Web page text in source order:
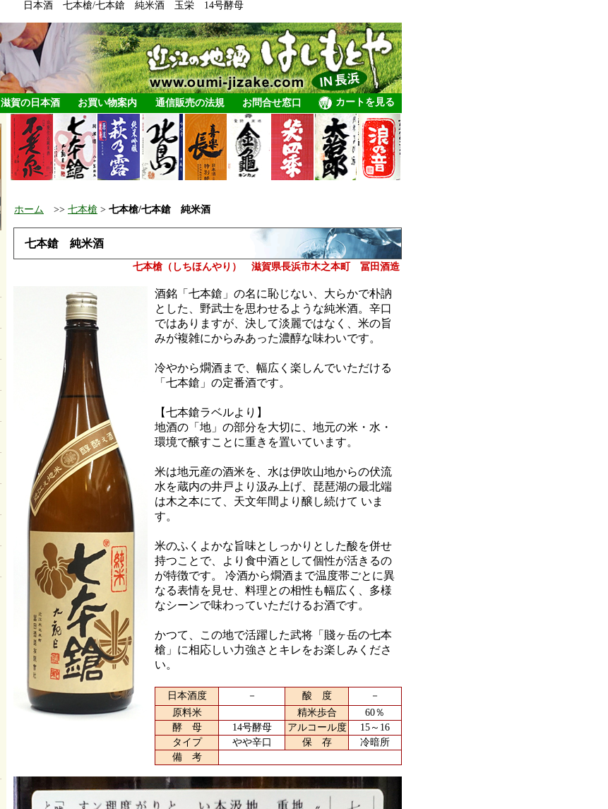
日本酒 七本槍/七本鎗 純米酒 玉栄 14号酵母
滋賀の日本酒 お買い物案内 通信販売の法規 お問合せ窓口 カートを見る
ホーム >> 七本槍 > 七本槍/七本鎗 純米酒
七本鎗 純米酒
七本槍（しちほんやり） 滋賀県長浜市木之本町 冨田酒造
酒銘「七本鎗」の名に恥じない、大らかで朴訥
とした、野武士を思わせるような純米酒。辛口
ではありますが、決して淡麗ではなく、米の旨
みが複雑にからみあった濃醇な味わいです。
冷やから燗酒まで、幅広く楽しんでいただける
「七本鎗」の定番酒です。
【七本鎗ラベルより】
地酒の「地」の部分を大切に、地元の米・水・
環境で醸すことに重きを置いています。
米は地元産の酒米を、水は伊吹山地からの伏流
水を蔵内の井戸より汲み上げ、琵琶湖の最北端
は木之本にて、天文年間より醸し続けて いま
す。
米のふくよかな旨味としっかりとした酸を併せ
持つことで、より食中酒として個性が活きるの
が特徴です。 冷酒から燗酒まで温度帯ごとに異
なる表情を見せ、料理との相性も幅広く、多様
なシーンで味わっていただけるお酒です。
かつて、この地で活躍した武将「賤ヶ岳の七本
槍」に相応しい力強さとキレをお楽しみくださ
い。
日本酒度 － 酸 度
－
原料米
精米歩合
60％
酵 母
14号酵母 アルコール度
15～16
タイプ
やや辛口 保 存
冷暗所
備 考